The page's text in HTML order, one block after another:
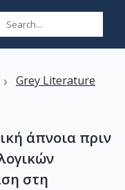
› Grey Literature
άπνοια πριν
στη